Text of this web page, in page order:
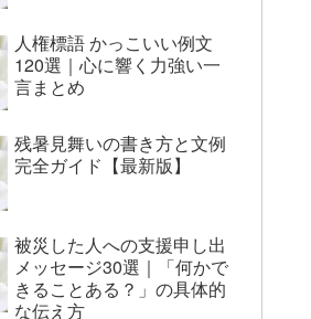
人権標語 かっこいい例文
120選｜心に響く力強い一
言まとめ
残暑見舞いの書き方と文例
完全ガイド【最新版】
被災した人への支援申し出
メッセージ30選｜「何かで
きることある？」の具体的
な伝え方